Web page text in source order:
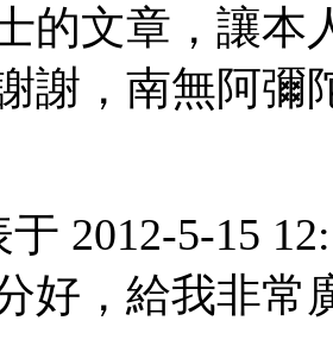
的文章，讓本
謝，南無阿彌
于 2012-5-15
好，給我非常